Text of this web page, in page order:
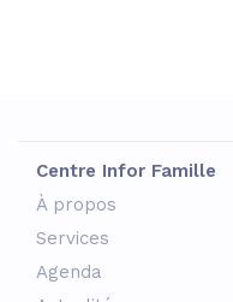
Centre Infor Famille
À propos
Services
Agenda